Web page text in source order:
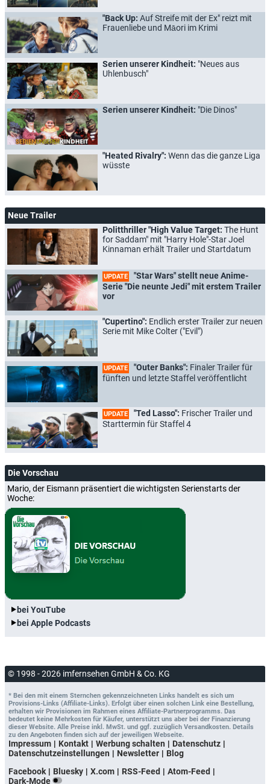
"Back Up: Auf Streife mit der Ex" reizt mit
Frauenliebe und Māori im Krimi
Serien unserer Kindheit: "Neues aus
Uhlenbusch"
Serien unserer Kindheit: "Die Dinos"
"Heated Rivalry": Wenn das die ganze Liga
wüsste
Neue Trailer
Politthriller "High Value Target: The Hunt
for Saddam" mit "Harry Hole"-Star Joel
Kinnaman erhält Trailer und Startdatum
UPDATE
"Star Wars" stellt neue Anime-
Serie "Die neunte Jedi" mit erstem Trailer
vor
"Cupertino": Endlich erster Trailer zur neuen
Serie mit Mike Colter ("Evil")
UPDATE "Outer Banks": Finaler Trailer für
fünften und letzte Staffel veröffentlicht
UPDATE "Ted Lasso": Frischer Trailer und
Starttermin für Staffel 4
Die Vorschau
Mario, der Eismann präsentiert die wichtigsten Serienstarts der
Woche:
bei YouTube
bei Apple Podcasts
© 1998 - 2026 imfernsehen GmbH & Co. KG
* Bei den mit einem Sternchen gekennzeichneten Links handelt es sich um
Provisions-Links (Affiliate-Links). Erfolgt über einen solchen Link eine Bestellung,
erhalten wir Provisionen im Rahmen eines Affiliate-Partnerprogramms. Das
bedeutet keine Mehrkosten für Käufer, unterstützt uns aber bei der Finanzierung
dieser Website. Alle Preise inkl. MwSt. und ggf. zuzüglich Versandkosten. Details
zu den Angeboten finden sich auf der jeweiligen Webseite.
Impressum Kontakt Werbung schalten
Datenschutz
Datenschutzeinstellungen
Newsletter
Blog
Facebook
Bluesky X.com RSS-Feed
Atom-Feed
Dark-Mode